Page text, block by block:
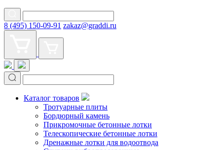
8 (495) 150-09-91 zakaz@graddi.ru
Каталог товаров
Тротуарные плиты
Бордюрный камень
Прикромочные бетонные лотки
Телескопические бетонные лотки
Дренажные лотки для водоотвода